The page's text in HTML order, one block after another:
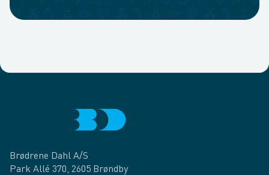
Brødrene Dahl A/S
Park Allé 370, 2605 Brøndby